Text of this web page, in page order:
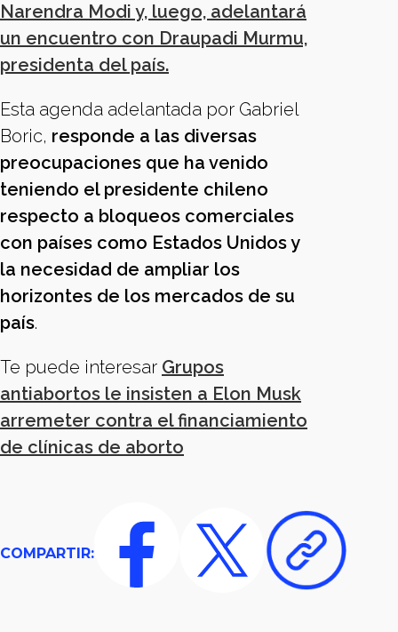
Narendra Modi y, luego, adelantará
un encuentro con Draupadi Murmu,
presidenta del país.
Esta agenda adelantada por Gabriel
Boric, responde a las diversas
preocupaciones que ha venido
teniendo el presidente chileno
respecto a bloqueos comerciales
con países como Estados Unidos y
la necesidad de ampliar los
horizontes de los mercados de su
país.
Te puede interesar Grupos
antiabortos le insisten a Elon Musk
arremeter contra el financiamiento
de clínicas de aborto
COMPARTIR: